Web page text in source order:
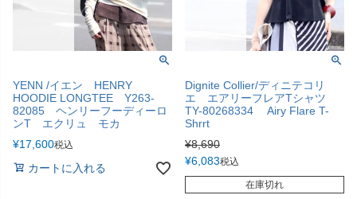
YENN /イエン HENRY
HOODIE LONGTEE Y263-
82085 ヘンリーフーディーロ
ンT エクリュ モカ
¥17,600税込
カートに入れる
Dignite Collier/ディニテコリ
エ エアリーフレアTシャツ
TY-80268334 Airy Flare T-
Shrrt
¥8,690
¥6,083税込
在庫切れ